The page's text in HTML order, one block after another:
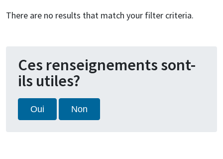
There are no results that match your filter criteria.
Ces renseignements sont-
ils utiles?
Oui Non